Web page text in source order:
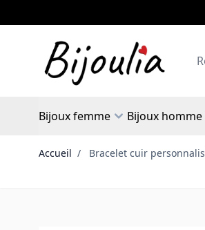
Bijoux femme Bijoux homme
Accueil / Bracelet cuir